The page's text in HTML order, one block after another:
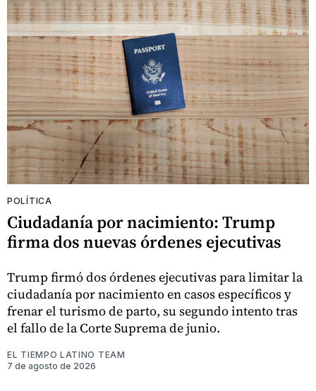
POLÍTICA
Ciudadanía por nacimiento: Trump
firma dos nuevas órdenes ejecutivas
Trump firmó dos órdenes ejecutivas para limitar la
ciudadanía por nacimiento en casos específicos y
frenar el turismo de parto, su segundo intento tras
el fallo de la Corte Suprema de junio.
EL TIEMPO LATINO TEAM
7 de agosto de 2026